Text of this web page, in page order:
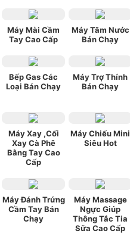
Máy Mài Cầm
Tay Cao Cấp
Máy Tăm Nước
Bán Chạy
Bếp Gas Các
Loại Bán Chạy
Máy Trợ Thính
Bán Chạy
Máy Xay ,Cối
Xay Cà Phê
Bằng Tay Cao
Cấp
Máy Chiếu Mini
Siêu Hot
Máy Đánh Trứng
Cầm Tay Bán
Chạy
Máy Massage
Ngực Giúp
Thông Tắc Tia
Sữa Cao Cấp